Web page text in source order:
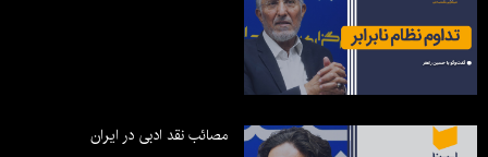
مصائب نقد ادبی در ایران